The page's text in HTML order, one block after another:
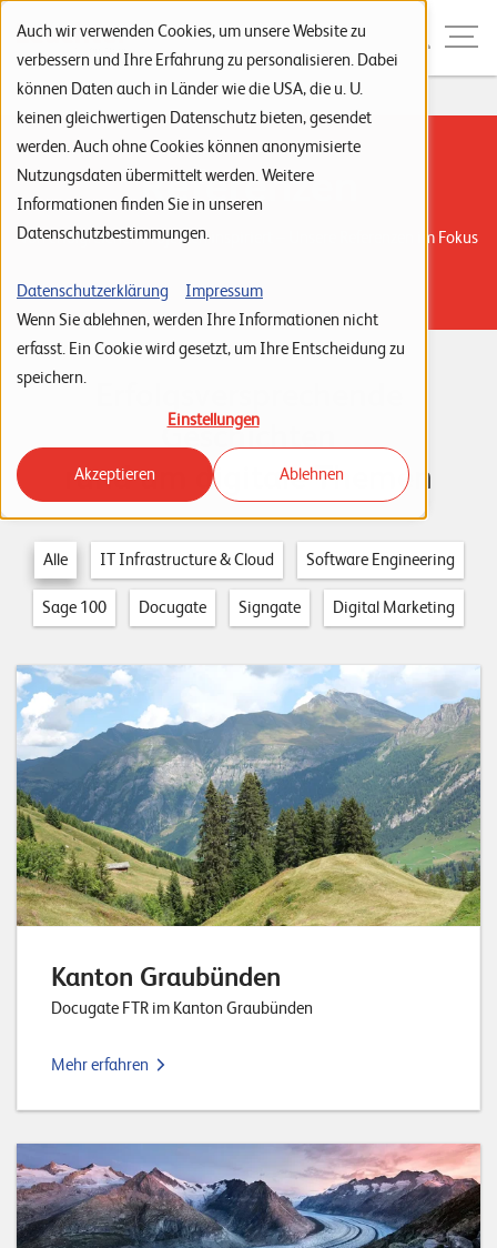
Auch wir verwenden Cookies, um unsere Website zu
verbessern und Ihre Erfahrung zu personalisieren. Dabei
können Daten auch in Länder wie die USA, die u. U.
keinen gleichwertigen Datenschutz bieten, gesendet
werden. Auch ohne Cookies können anonymisierte
Nutzungsdaten übermittelt werden. Weitere
Informationen finden Sie in unseren
Datenschutzbestimmungen.
Datenschutzerklärung
Impressum
Wenn Sie ablehnen, werden Ihre Informationen nicht
erfasst. Ein Cookie wird gesetzt, um Ihre Entscheidung zu
speichern.
Einstellungen
Akzeptieren Ablehnen
Zur Navigation
Zur Suche
Zum Inhalt
Menu
S
t
a
e
i
P
o
r
t
f
l
i
o
R
e
f
e
n
n
n
t
Home Referenzen
Referenzen
Von erfolgreichen Projekten inspiriert – Unsere Referenzen im Fokus
Geschichten
rund um digitale Themen
Alle IT Infrastructure & Cloud Software Engineering
Sage 100 Docugate Signgate Digital Marketing
Kanton Graubünden
Docugate FTR im Kanton Graubünden
Mehr erfahren